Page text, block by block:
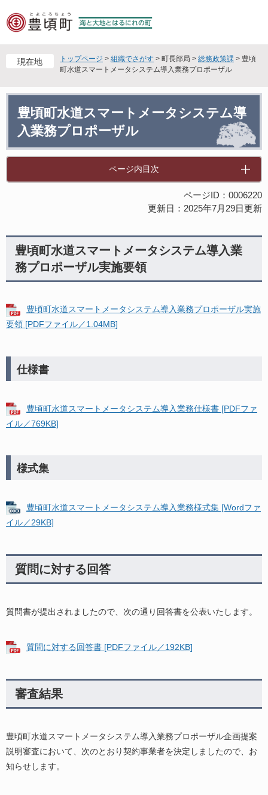
ー
す
ニ
し
現在地 トップページ > 組織でさがす > 町長部局 > 総務政策課 > 豊頃
町水道スマートメータシステム導入業務プロポーザル
豊頃町水道スマートメータシステム導
入業務プロポーザル
ページ内目次
ページID：0006220
更新日：2025年7月29日更新
豊頃町水道スマートメータシステム導入業
務プロポーザル実施要領
豊頃町水道スマートメータシステム導入業務プロポーザル実施
要領 [PDFファイル／1.04MB]
仕様書
豊頃町水道スマートメータシステム導入業務仕様書 [PDFファ
イル／769KB]
様式集
豊頃町水道スマートメータシステム導入業務様式集 [Wordファ
イル／29KB]
質問に対する回答
質問書が提出されましたので、次の通り回答書を公表いたします。
質問に対する回答書 [PDFファイル／192KB]
審査結果
豊頃町水道スマートメータシステム導入業務プロポーザル企画提案
説明審査において、次のとおり契約事業者を決定しましたので、お
知らせします。